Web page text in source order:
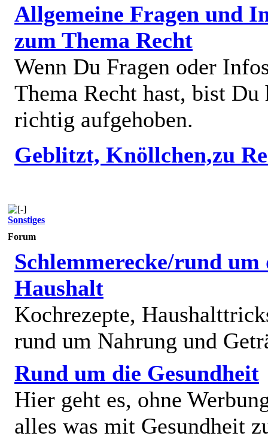
Allgemeine Fragen und
zum Thema Recht
Wenn Du Fragen oder
Thema Recht hast, bist Du
richtig aufgehoben.
Geblitzt, Knöllchen,zu
Sonstiges
Forum
Schlemmerecke/rund um
Haushalt
Kochrezepte,
rund um Nahrung und
Rund um die Gesundheit
Hier geht es, ohne
alles was mit Gesundheit